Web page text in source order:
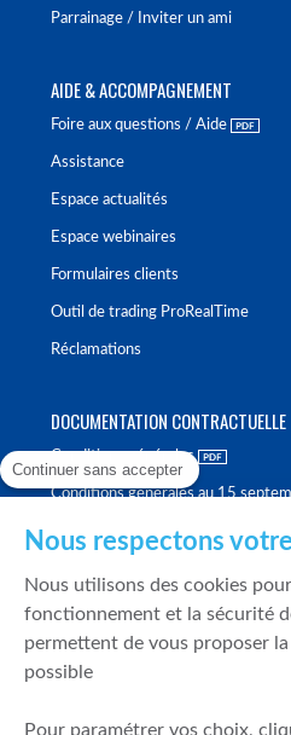
Parrainage / Inviter un ami
AIDE & ACCOMPAGNEMENT
Foire aux questions / Aide
Assistance
Espace actualités
Espace webinaires
Formulaires clients
Outil de trading ProRealTime
Réclamations
DOCUMENTATION CONTRACTUELLE
Conditions générales
Conditions générales au 15
Politique de meilleure sélection
Politique de durabilité
Fonds de garantie des dépôts et de
Continuer sans accepter
Nous respectons
Nous utilisons des cookies
fonctionnement et la sécurité
permettent de vous proposer
possible
Pour paramétrer vos choix,